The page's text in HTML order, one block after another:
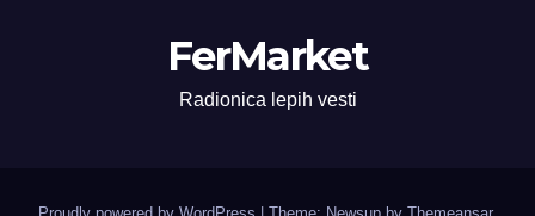
FerMarket
Radionica lepih vesti